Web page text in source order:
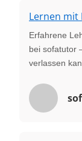
Lernen mit
Erfahrene
bei sofatutor
verlassen